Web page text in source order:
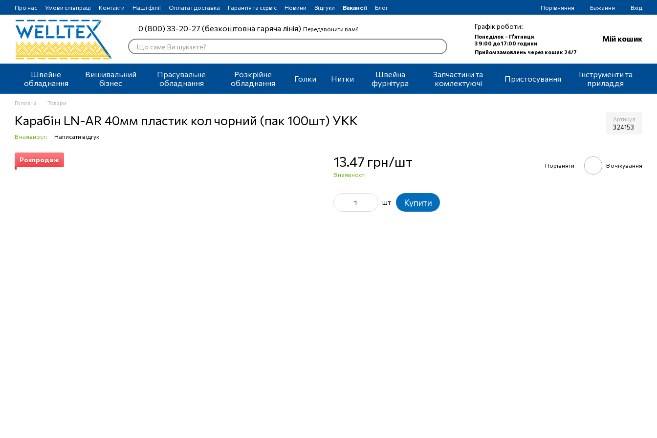
Перейти до основного контенту
Про нас Умови співпраці Контакти Наші філії Оплата і доставка Гарантія та сервіс Новини Відгуки Вакансії Блог Порівняння Бажання Вхід
0 (800) 33-20-27 (безкоштовна гаряча лінія) Передзвонити вам? Графік роботи:
Понеділок - П'ятниця
З 9:00 до 17:00 години
Прийом замовлень через кошик 24/7
Мій кошик
Швейне
обладнання
Вишивальний
бізнес
Прасувальне
обладнання
Розкрійне
обладнання
Голки Нитки
Швейна
фурнітура
Запчастини та
комлектуючі
Пристосування
Інструменти та
приладдя
Головна Товари
Карабін LN-AR 40мм пластик кол чорний (пак 100шт) УКК Артикул
324153
В наявності Написати відгук
Розпродаж 13.47 грн/шт
В наявності
Порівняти В очікування
шт Купити